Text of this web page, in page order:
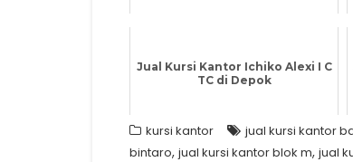
Jual Kursi Kantor Ichiko Alexi I C
TC di Depok
kursi kantor jual kursi kantor
bintaro, jual kursi kantor blok m, jual